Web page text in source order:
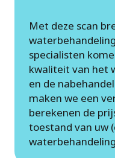
Met deze scan
specialisten
kwaliteit van het
en de
maken we een
berekenen de
toestand van uw